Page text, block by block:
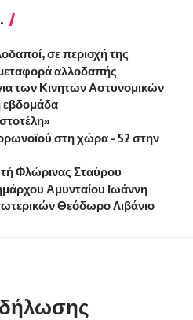
σε περιοχή της
αλλοδαπής
των Κινητών Αστυνομικών
εβδομάδα
στη χώρα – 52 στην
Φλώρινας Σταύρου
Αμυνταίου Ιωάννη
Θεόδωρο Λιβάνιο